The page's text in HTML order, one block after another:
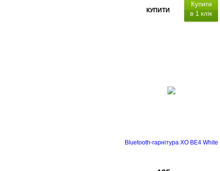
КУПИТИ
Купити
в 1 клік
Bluetooth-гарнітура XO BE4 White